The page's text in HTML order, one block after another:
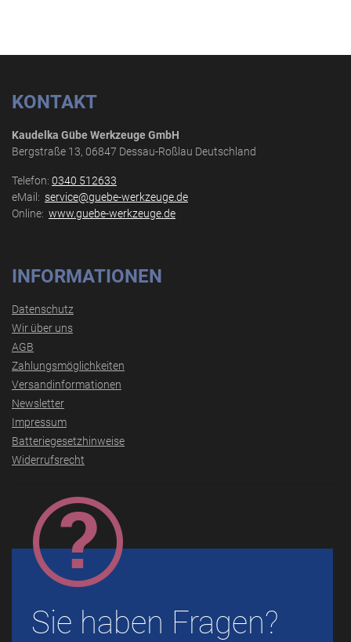
KONTAKT
Kaudelka Gübe Werkzeuge GmbH
Bergstraße 13, 06847 Dessau-Roßlau Deutschland
Telefon: 0340 512633
eMail: service@guebe-werkzeuge.de
Online: www.guebe-werkzeuge.de
INFORMATIONEN
Datenschutz
Wir über uns
AGB
Zahlungsmöglichkeiten
Versandinformationen
Newsletter
Impressum
Batteriegesetzhinweise
Widerrufsrecht
Sie haben Fragen?